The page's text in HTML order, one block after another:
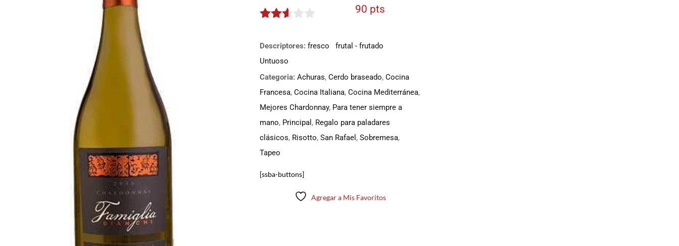
90 pts
Descriptores: fresco
frutal - frutado
Untuoso
Categoria: Achuras, Cerdo braseado, Cocina
Francesa, Cocina Italiana, Cocina Mediterránea,
Mejores Chardonnay, Para tener siempre a
mano, Principal , Regalo para paladares
clásicos, Risotto, San Rafael , Sobremesa,
Tapeo
[ssba-buttons]
Agregar a Mis Favoritos